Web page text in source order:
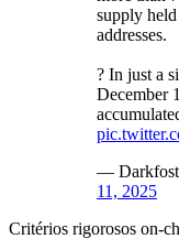
supply
addresses.
? In just a
December
— Darkfost
11, 2025
Critérios rigorosos on-